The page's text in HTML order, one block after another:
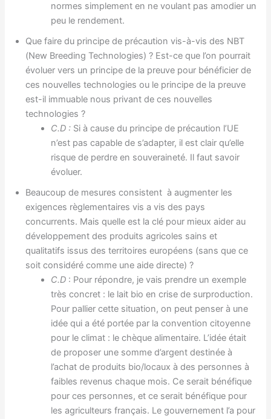
normes simplement en ne voulant pas amodier un
peu le rendement.
Que faire du principe de précaution vis-à-vis des NBT
(New Breeding Technologies) ? Est-ce que l’on pourrait
évoluer vers un principe de la preuve pour bénéficier de
ces nouvelles technologies ou le principe de la preuve
est-il immuable nous privant de ces nouvelles
technologies ?
C.D : Si à cause du principe de précaution l’UE
n’est pas capable de s’adapter, il est clair qu’elle
risque de perdre en souveraineté. Il faut savoir
évoluer.
Beaucoup de mesures consistent à augmenter les
exigences règlementaires vis a vis des pays
concurrents. Mais quelle est la clé pour mieux aider au
développement des produits agricoles sains et
qualitatifs issus des territoires européens (sans que ce
soit considéré comme une aide directe) ?
C.D : Pour répondre, je vais prendre un exemple
très concret : le lait bio en crise de surproduction.
Pour pallier cette situation, on peut penser à une
idée qui a été portée par la convention citoyenne
pour le climat : le chèque alimentaire. L’idée était
de proposer une somme d’argent destinée à
l’achat de produits bio/locaux à des personnes à
faibles revenus chaque mois. Ce serait bénéfique
pour ces personnes, et ce serait bénéfique pour
les agriculteurs français. Le gouvernement l’a pour